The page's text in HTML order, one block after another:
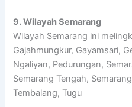
9. Wilayah Semarang
Wilayah Semarang ini
Gajahmungkur, Gayamsari,
Ngaliyan, Pedurungan,
Semarang Tengah,
Tembalang, Tugu